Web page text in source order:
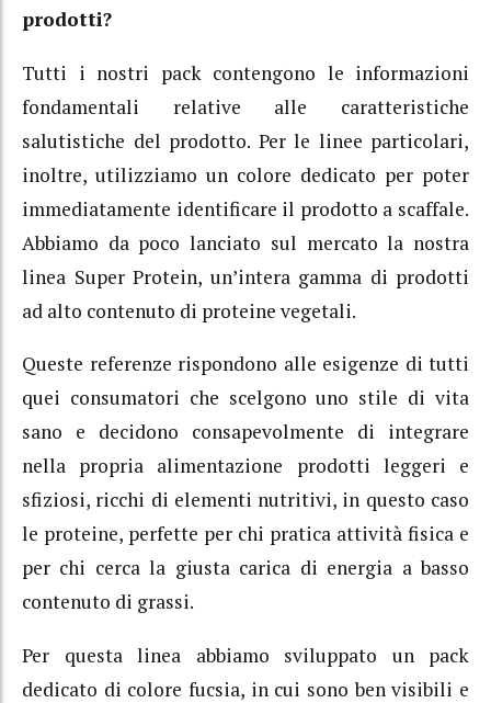
prodotti?
Tutti i nostri pack contengono le informazioni
fondamentali relative alle caratteristiche
salutistiche del prodotto. Per le linee particolari,
inoltre, utilizziamo un colore dedicato per poter
immediatamente identificare il prodotto a scaffale.
Abbiamo da poco lanciato sul mercato la nostra
linea Super Protein, un’intera gamma di prodotti
ad alto contenuto di proteine vegetali.
Queste referenze rispondono alle esigenze di tutti
quei consumatori che scelgono uno stile di vita
sano e decidono consapevolmente di integrare
nella propria alimentazione prodotti leggeri e
sfiziosi, ricchi di elementi nutritivi, in questo caso
le proteine, perfette per chi pratica attività fisica e
per chi cerca la giusta carica di energia a basso
contenuto di grassi.
Per questa linea abbiamo sviluppato un pack
dedicato di colore fucsia, in cui sono ben visibili e